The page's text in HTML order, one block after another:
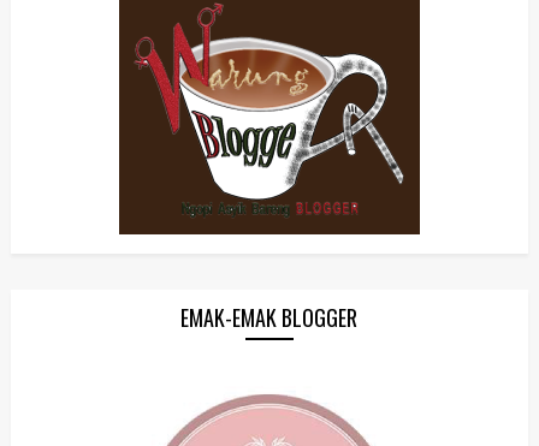
EMAK-EMAK BLOGGER